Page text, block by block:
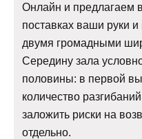
Онлайн и предлагаем
поставках ваши руки
двумя громадными
Середину зала
половины: в первой
количество
заложить риски на
отдельно.